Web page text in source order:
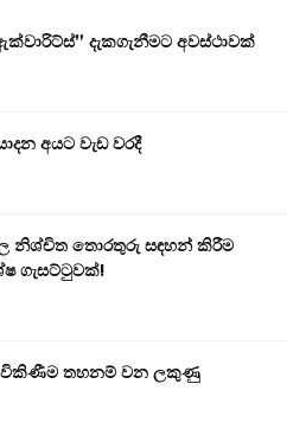
දැකගැනීමට අවස්ථාවක්
අයට වැඩ වරදී
නිශ්චිත තොරතුරු සඳහන් කිරීම
ගැසට්ටුවක්!
විකිණීම තහනම් වන ලකුණු